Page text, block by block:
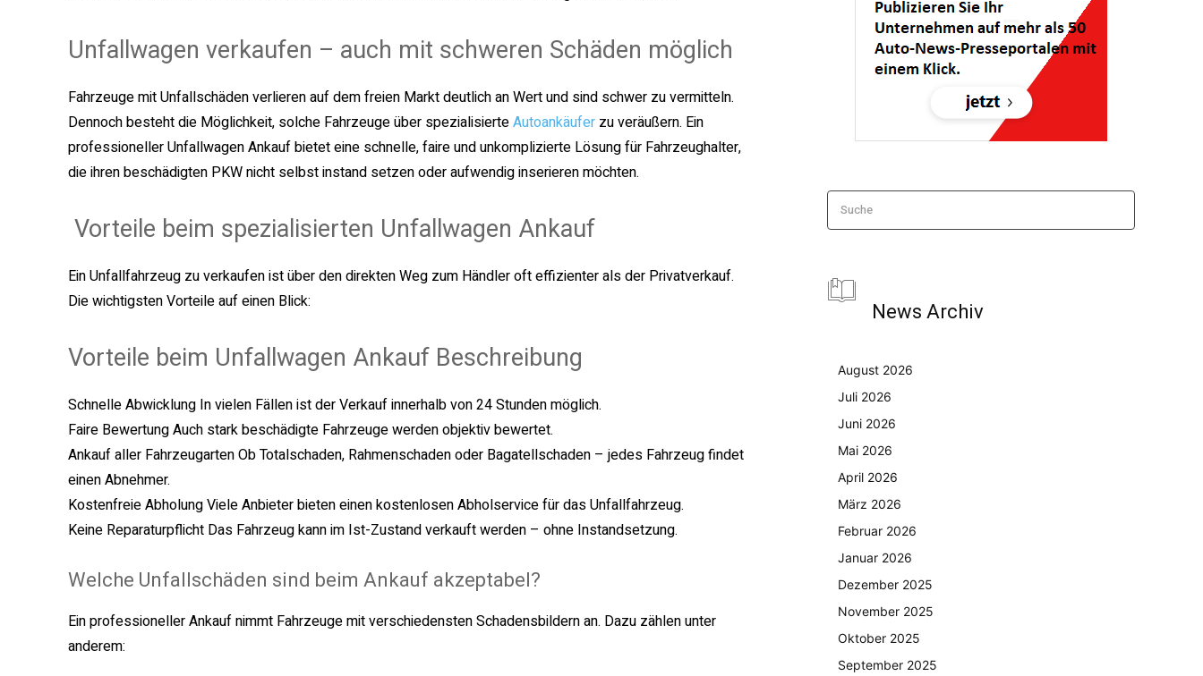
Unfallwagen verkaufen – auch mit schweren Schäden möglich
Fahrzeuge mit Unfallschäden verlieren auf dem freien Markt deutlich an Wert und sind schwer zu vermitteln.
Dennoch besteht die Möglichkeit, solche Fahrzeuge über spezialisierteAutoankäufer zu veräußern. Ein
professioneller Unfallwagen Ankauf bietet eine schnelle, faire und unkomplizierte Lösung für Fahrzeughalter,
die ihren beschädigten PKW nicht selbst instand setzen oder aufwendig inserieren möchten.
Vorteile beim spezialisierten Unfallwagen Ankauf
Ein Unfallfahrzeug zu verkaufen ist über den direkten Weg zum Händler oft effizienter als der Privatverkauf.
Die wichtigsten Vorteile auf einen Blick:
Vorteile beim Unfallwagen Ankauf Beschreibung
Schnelle Abwicklung In vielen Fällen ist der Verkauf innerhalb von 24 Stunden möglich.
Faire Bewertung Auch stark beschädigte Fahrzeuge werden objektiv bewertet.
Ankauf aller Fahrzeugarten Ob Totalschaden, Rahmenschaden oder Bagatellschaden – jedes Fahrzeug findet
einen Abnehmer.
Kostenfreie Abholung Viele Anbieter bieten einen kostenlosen Abholservice für das Unfallfahrzeug.
Keine Reparaturpflicht Das Fahrzeug kann im Ist-Zustand verkauft werden – ohne Instandsetzung.
Welche Unfallschäden sind beim Ankauf akzeptabel?
Ein professioneller Ankauf nimmt Fahrzeuge mit verschiedensten Schadensbildern an. Dazu zählen unter
anderem:
Suche
News Archiv
August 2026
Juli 2026
Juni 2026
Mai 2026
April 2026
März 2026
Februar 2026
Januar 2026
Dezember 2025
November 2025
Oktober 2025
September 2025